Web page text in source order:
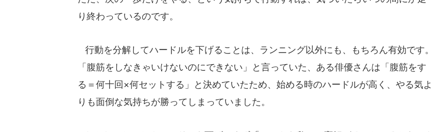
り終わっているのです。
行動を分解してハードルを下げることは、ランニング以外にも、もちろん有効です。
「腹筋をしなきゃいけないのにできない」と言っていた、ある俳優さんは「腹筋をす
る＝何十回×何セットする」と決めていたため、始める時のハードルが高く、やる気よ
りも面倒な気持ちが勝ってしまっていました。